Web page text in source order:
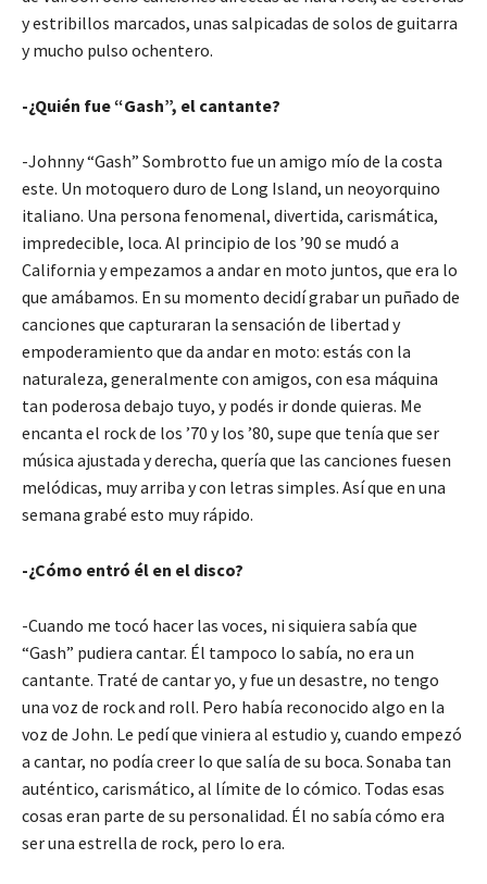
y estribillos marcados, unas salpicadas de solos de guitarra
y mucho pulso ochentero.
-¿Quién fue “Gash”, el cantante?
-Johnny “Gash” Sombrotto fue un amigo mío de la costa
este. Un motoquero duro de Long Island, un neoyorquino
italiano. Una persona fenomenal, divertida, carismática,
impredecible, loca. Al principio de los ’90 se mudó a
California y empezamos a andar en moto juntos, que era lo
que amábamos. En su momento decidí grabar un puñado de
canciones que capturaran la sensación de libertad y
empoderamiento que da andar en moto: estás con la
naturaleza, generalmente con amigos, con esa máquina
tan poderosa debajo tuyo, y podés ir donde quieras. Me
encanta el rock de los ’70 y los ’80, supe que tenía que ser
música ajustada y derecha, quería que las canciones fuesen
melódicas, muy arriba y con letras simples. Así que en una
semana grabé esto muy rápido.
-¿Cómo entró él en el disco?
-Cuando me tocó hacer las voces, ni siquiera sabía que
“Gash” pudiera cantar. Él tampoco lo sabía, no era un
cantante. Traté de cantar yo, y fue un desastre, no tengo
una voz de rock and roll. Pero había reconocido algo en la
voz de John. Le pedí que viniera al estudio y, cuando empezó
a cantar, no podía creer lo que salía de su boca. Sonaba tan
auténtico, carismático, al límite de lo cómico. Todas esas
cosas eran parte de su personalidad. Él no sabía cómo era
ser una estrella de rock, pero lo era.